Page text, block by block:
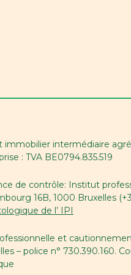
immobilier intermédiaire
: TVA BE0794.835.519
de contrôle: Institut
16B, 1000 Bruxelles
de l’ IPI
et
– police n° 730.390.160.